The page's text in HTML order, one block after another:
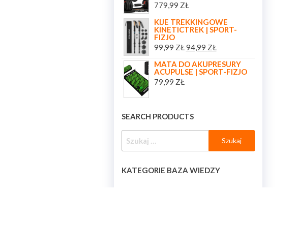
779,99 ZŁ
KIJE TREKKINGOWE
KINETICTREK | SPORT-
FIZJO
99,99ZŁ94,99 ZŁ
MATA DO AKUPRESURY
ACUPULSE | SPORT-FIZJO
79,99 ZŁ
SEARCH PRODUCTS
KATEGORIE BAZA WIEDZY